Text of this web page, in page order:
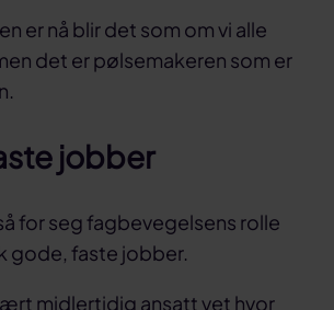
er nå blir det som om vi alle
det er pølsemakeren som er
jobber
for seg fagbevegelsens rolle
gode, faste jobber.
midlertidig ansatt vet hvor